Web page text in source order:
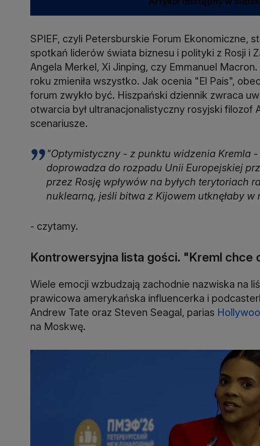
SPIEF, czyli Petersburskie Forum Ekonomiczne,
spotkań liderów świata biznesu i polityki z Rosji i
Angela Merkel, Xi Jinping, czy Emmanuel
roku zmieniła wszystko. Jak ocenia "El Pais",
forum zwykło być. Hiszpański dziennik zwraca
otwarcia był ultranacjonalistyczny rosyjski filozof
scenariusze.
"Optymistyczny - z punktu widzenia Kremla -
doprowadza do rozpadu Unii Europejskiej
przez Rosję wpływów na byłych terytoriach
nuklearną, jeśli bitwa z Kijowem utknęłaby w
- czytamy.
Kontrowersyjna lista gości. "Kreml chce
Wiele emocji wzbudzają zachodnie nazwiska na
prawicowa amerykańska influencerka i
Andrew Tate oraz Steven Seagal, parias
na Moskwę.